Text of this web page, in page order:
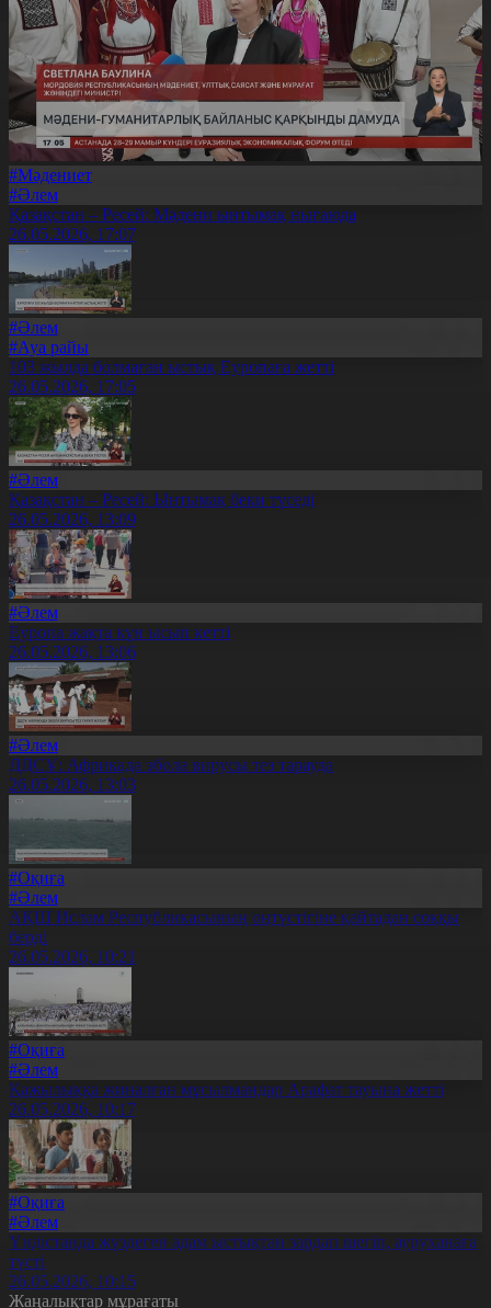
#Мәдениет
#Әлем
Қазақстан – Ресей: Мәдени ынтымақ нығаюда
26.05.2026, 17:07
#Әлем
#Ауа райы
103 жылда болмаған ыстық Еуропаға жетті
26.05.2026, 17:05
#Әлем
Қазақстан – Ресей: Ынтымақ беки түседі
26.05.2026, 13:09
#Әлем
Еуропа жақта күн ысып кетті
26.05.2026, 13:06
#Әлем
ДДСҰ: Африкада эбола вирусы тез тарауда
26.05.2026, 13:03
#Оқиға
#Әлем
АҚШ Ислам Республикасының оңтүстігіне қайтадан соққы
берді
26.05.2026, 10:21
#Оқиға
#Әлем
Қажылыққа жиналған мұсылмандар Арафат тауына жетті
26.05.2026, 10:17
#Оқиға
#Әлем
Үндістанда жүздеген адам ыстықтан зардап шегіп, ауруханаға
түсті
26.05.2026, 10:15
Жаңалықтар мұрағаты